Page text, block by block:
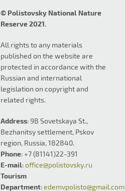
© Polistovsky National Nature
Reserve 2021.
All rights to any materials
published on the website are
protected in accordance with the
Russian and international
legislation on copyright and
related rights.
Address: 9B Sovetskaya St.,
Bezhanitsy settlement, Pskov
region, Russia, 182840.
Phone: +7 (81141)22-391
E-mail:office@polistovsky.ru
Tourism
Department:edemvpolisto@gmail.com